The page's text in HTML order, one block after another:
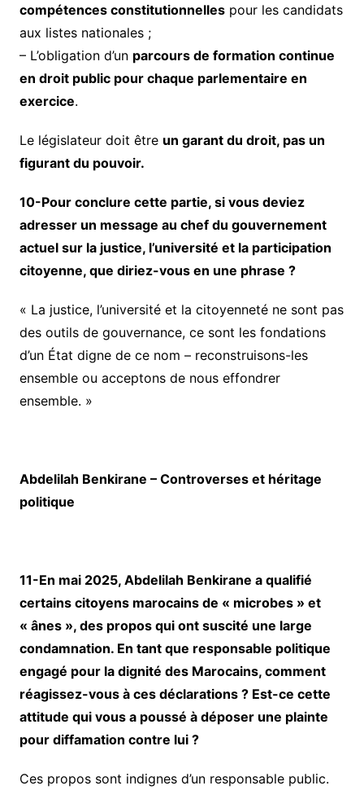
compétences constitutionnellespour les candidats
aux listes nationales ;
– L’obligation d’un parcours de formation continue
en droit public pour chaque parlementaire en
exercice.
Le législateur doit être un garant du droit, pas un
figurant du pouvoir.
10-Pour conclure cette partie, si vous deviez
adresser un message au chef du gouvernement
actuel sur la justice, l’université et la participation
citoyenne, que diriez-vous en une phrase ?
« La justice, l’université et la citoyenneté ne sont pas
des outils de gouvernance, ce sont les fondations
d’un État digne de ce nom – reconstruisons-les
ensemble ou acceptons de nous effondrer
ensemble. »
Abdelilah Benkirane – Controverses et héritage
politique
11-En mai 2025, Abdelilah Benkirane a qualifié
certains citoyens marocains de « microbes » et
« ânes », des propos qui ont suscité une large
condamnation. En tant que responsable politique
engagé pour la dignité des Marocains, comment
réagissez-vous à ces déclarations ? Est-ce cette
attitude qui vous a poussé à déposer une plainte
pour diffamation contre lui ?
Ces propos sont indignes d’un responsable public.